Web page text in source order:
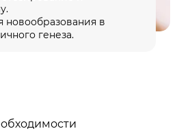
новообразования в
генеза.